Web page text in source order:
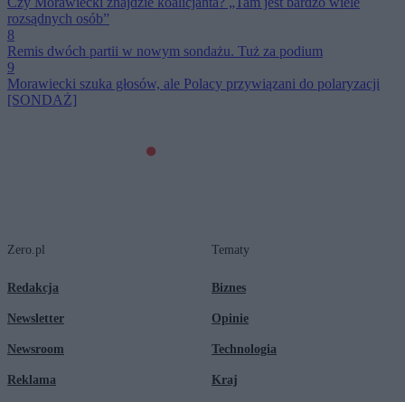
rozsądnych osób”
8
Remis dwóch partii w nowym sondażu. Tuż za podium
9
Morawiecki szuka głosów, ale Polacy przywiązani do polaryzacji
[SONDAŻ]
Zero.pl
Redakcja
Newsletter
Newsroom
Reklama
Tematy
Biznes
Opinie
Technologia
Kraj